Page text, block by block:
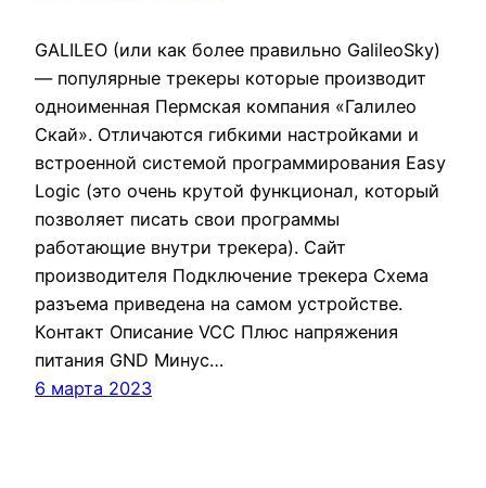
GALILEO (или как более правильно GalileoSky)
— популярные трекеры которые производит
одноименная Пермская компания «Галилео
Скай». Отличаются гибкими настройками и
встроенной системой программирования Easy
Logic (это очень крутой функционал, который
позволяет писать свои программы
работающие внутри трекера). Сайт
производителя Подключение трекера Схема
разъема приведена на самом устройстве.
Контакт Описание VCC Плюс напряжения
питания GND Минус…
6 марта 2023